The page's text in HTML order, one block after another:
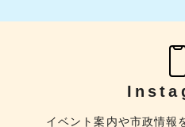
イベント案内や市政情報